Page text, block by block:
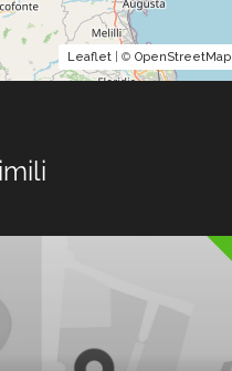
Leaflet | © OpenStreetMap